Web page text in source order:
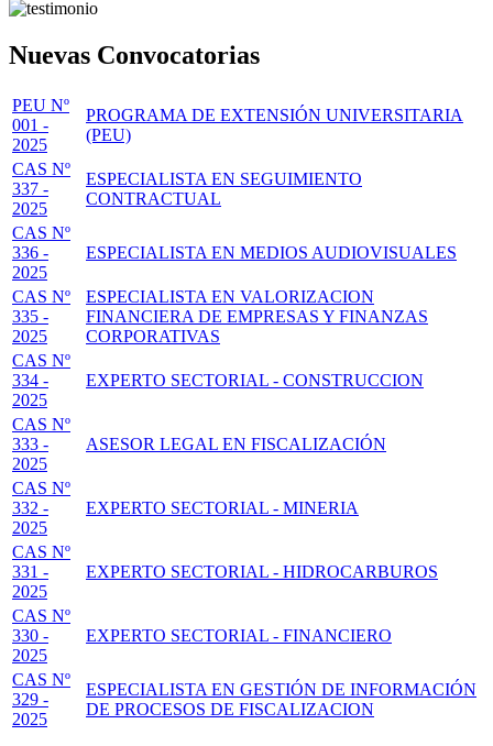
Nuevas Convocatorias
PEU Nº
001 -
2025
PROGRAMA DE EXTENSIÓN UNIVERSITARIA
(PEU)
CAS Nº
337 -
2025
ESPECIALISTA EN SEGUIMIENTO
CONTRACTUAL
CAS Nº
336 -
2025
ESPECIALISTA EN MEDIOS AUDIOVISUALES
CAS Nº
335 -
2025
ESPECIALISTA EN VALORIZACION
FINANCIERA DE EMPRESAS Y FINANZAS
CORPORATIVAS
CAS Nº
334 -
2025
EXPERTO SECTORIAL - CONSTRUCCION
CAS Nº
333 -
2025
ASESOR LEGAL EN FISCALIZACIÓN
CAS Nº
332 -
2025
EXPERTO SECTORIAL - MINERIA
CAS Nº
331 -
2025
EXPERTO SECTORIAL - HIDROCARBUROS
CAS Nº
330 -
2025
EXPERTO SECTORIAL - FINANCIERO
CAS Nº
329 -
2025
ESPECIALISTA EN GESTIÓN DE INFORMACIÓN
DE PROCESOS DE FISCALIZACION